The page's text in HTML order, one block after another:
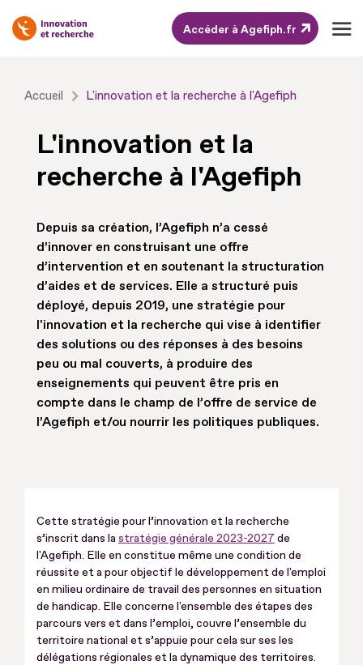
Accéder à Agefiph.fr
Accueil L'innovation et la recherche à l'Agefiph
L'innovation et la
recherche à l'Agefiph
Depuis sa création, l’Agefiph n’a cessé
d’innover en construisant une offre
d’intervention et en soutenant la structuration
d’aides et de services. Elle a structuré puis
déployé, depuis 2019, une stratégie pour
l'innovation et la recherche qui vise à identifier
des solutions ou des réponses à des besoins
peu ou mal couverts, à produire des
enseignements qui peuvent être pris en
compte dans le champ de l’offre de service de
l’Agefiph et/ou nourrir les politiques publiques.
Cette stratégie pour l’innovation et la recherche
s’inscrit dans lastratégie générale 2023-2027 de
l'Agefiph. Elle en constitue même une condition de
réussite et a pour objectif le développement de l'emploi
en milieu ordinaire de travail des personnes en situation
de handicap. Elle concerne l'ensemble des étapes des
parcours vers et dans l’emploi, couvre l’ensemble du
territoire national et s’appuie pour cela sur ses les
délégations régionales et la dynamique des territoires.